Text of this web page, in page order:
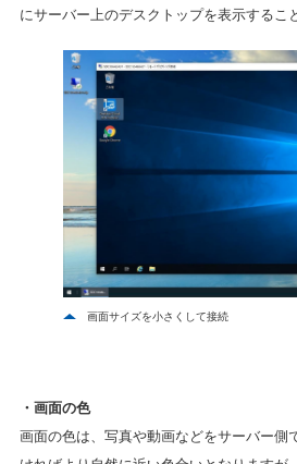
にサーバー上のデスクトップを表示するこ
画面サイズを小さくして接続
・画面の色
画面の色は、写真や動画などをサーバー側